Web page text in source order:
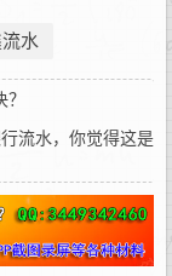
水
流水，你觉得这是